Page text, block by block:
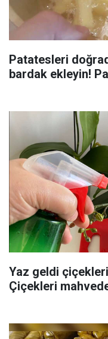
Patatesleri
bardak ekleyin!
Yaz geldi
Çiçekleri